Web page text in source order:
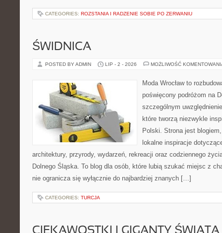
CATEGORIES: ROZSTANIA I RADZENIE SOBIE PO ZERWANIU
ŚWIDNICA
POSTED BY ADMIN LIP - 2 - 2026 MOŻLIWOŚĆ
Moda Wrocław to
poświęcony podróżom na
szczególnym
które tworzą niezwykle
Polski. Strona jest
lokalne inspiracje
architektury, przyrody, wydarzeń, rekreacji oraz codziennego
Dolnego Śląska. To blog dla osób, które lubią szukać miejsc z
nie ogranicza się wyłącznie do najbardziej znanych […]
CATEGORIES: TURCJA